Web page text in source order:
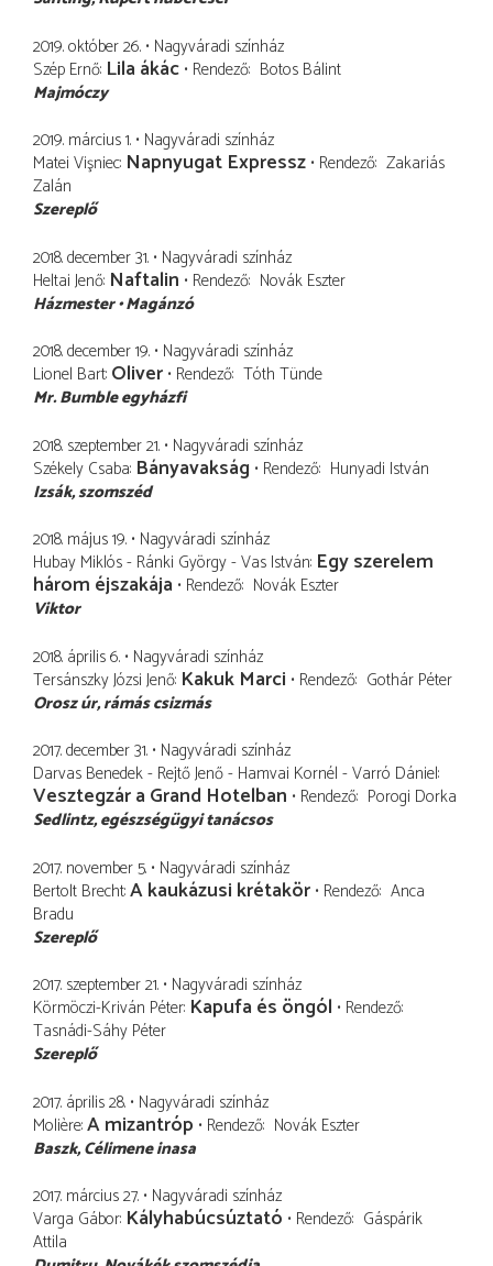
2019. október 26. Nagyváradi színház
Szép Ernő Lila ákác Rendező Botos Bálint
Majmóczy
2019. március 1. Nagyváradi színház
Matei Vişniec Napnyugat Expressz Rendező Zakariás
Zalán
Szereplő
2018. december 31. Nagyváradi színház
Heltai Jenő Naftalin Rendező Novák Eszter
Házmester Magánzó
2018. december 19. Nagyváradi színház
Lionel Bart Oliver Rendező Tóth Tünde
Mr. Bumble egyházfi
2018. szeptember 21. Nagyváradi színház
Székely Csaba Bányavakság Rendező Hunyadi István
Izsák szomszéd
2018. május 19. Nagyváradi színház
Hubay Miklós - Ránki György - Vas István Egy szerelem
három éjszakája Rendező Novák Eszter
Viktor
2018. április 6. Nagyváradi színház
Tersánszky Józsi Jenő Kakuk Marci Rendező Gothár Péter
Orosz úr rámás csizmás
2017. december 31. Nagyváradi színház
Darvas Benedek - Rejtő Jenő - Hamvai Kornél - Varró Dániel
Vesztegzár a Grand Hotelban Rendező Porogi Dorka
Sedlintz egészségügyi tanácsos
2017. november 5. Nagyváradi színház
Bertolt Brecht A kaukázusi krétakör Rendező Anca
Bradu
Szereplő
2017. szeptember 21. Nagyváradi színház
Körmöczi-Kriván Péter Kapufa és öngól Rendező
Tasnádi-Sáhy Péter
Szereplő
2017. április 28. Nagyváradi színház
Molière A mizantróp Rendező Novák Eszter
Baszk Célimene inasa
2017. március 27. Nagyváradi színház
Varga Gábor Kályhabúcsúztató Rendező Gáspárik
Attila